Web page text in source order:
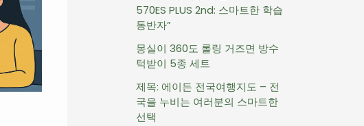
570ES PLUS 2nd: 스마트한 학습
동반자”
몽실이 360도 롤링 거즈면 방수
턱받이 5종 세트
제목: 에이든 전국여행지도 – 전
국을 누비는 여러분의 스마트한
선택